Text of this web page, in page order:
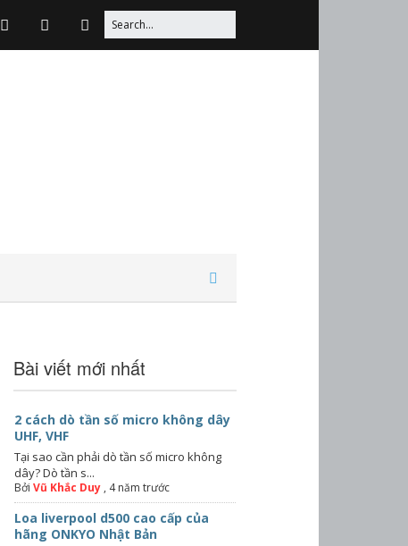
Bài viết mới nhất
2 cách dò tần số micro không dây
UHF, VHF
Tại sao cần phải dò tần số micro không
dây? Dò tần s...
BởiVũ Khắc Duy , 4 năm trước
Loa liverpool d500 cao cấp của
hãng ONKYO Nhật Bản